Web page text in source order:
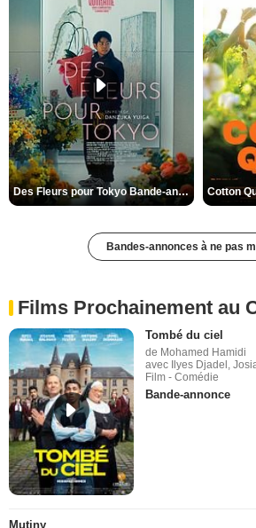
Des Fleurs pour Tokyo Bande-annonce VO STFR
Bandes-annonces à ne pas
Films Prochainement au
Tombé du ciel
de Mohamed Hamidi
avec Ilyes Djadel,
Film - Comédie
Bande-annonce
Mutiny